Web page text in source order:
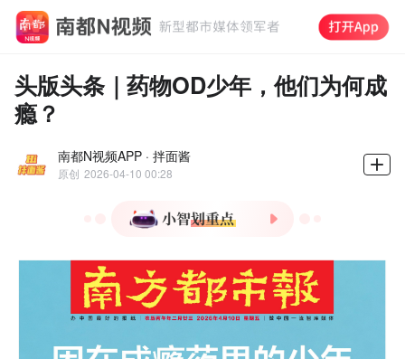
头版头条｜药物OD少年，他们为何成
瘾？
南都N视频APP · 拌面酱
原创 2026-04-10 00:28
重，非医疗目的服药案例频
发。
2.国务院发布分级诊疗新措
提升。